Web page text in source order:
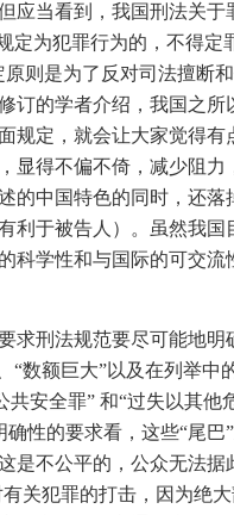
应当看到，我国刑法关
定为犯罪行为的，不得
则是为了反对司法擅断
订的学者介绍，我国之
规定，就会让大家觉得
显得不偏不倚，减少阻
的中国特色的同时，还
利于被告人）。虽然我
科学性和与国际的可交
求刑法规范要尽可能地
“数额巨大”以及在列举
安全罪” 和“过失以其
确性的要求看，这些“尾
是不公平的，公众无法
关犯罪的打击，因为绝